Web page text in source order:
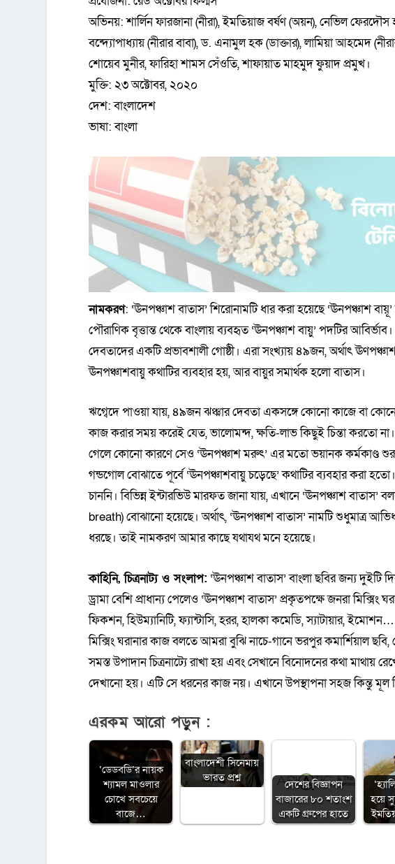
অভিনয়: শার্লিন ফারজানা (নীরা), ইমতিয়াজ বর্ষণ (অয়ন), নেভিল ফেরদৌস
বন্দ্যোপাধ্যায় (নীরার বাবা), ড. এনামুল হক (ডাক্তার), লামিয়া আহমেদ
শোয়েব মুনীর, ফারিহা শামস সেঁওতি, শাফায়াত মাহমুদ ফুয়াদ প্রমুখ।
মুক্তি: ২৩ অক্টোবর, ২০২০
দেশ: বাংলাদেশ
ভাষা: বাংলা
নামকরণ: ‘ঊনপঞ্চাশ বাতাস’ শিরোনামটি ধার করা হয়েছে ‘ঊনপঞ্চাশ
পৌরাণিক বৃত্তান্ত থেকে বাংলায় ব্যবহৃত ‘ঊনপঞ্চাশ বায়ু’ পদটির
দেবতাদের একটি প্রভাবশালী গোষ্ঠী। এরা সংখ্যায় ৪৯জন, অর্থাৎ
ঊনপঞ্চাশবায়ু কথাটির ব্যবহার হয়, আর বায়ুর সমার্থক হলো বাতাস।
ঋগ্বেদে পাওয়া যায়, ৪৯জন ঝঞ্ঝার দেবতা একসঙ্গে কোনো কাজে বা
কাজ করার সময় করেই যেত, ভালোমন্দ, ক্ষতি-লাভ কিছুই চিন্তা করতো
গেলে কোনো কারণে সেও ‘ঊনপঞ্চাশ মরুৎ’ এর মতো ভয়ানক কর্মকাণ্ড
গন্ডগোল বোঝাতে পূর্বে ‘ঊনপঞ্চাশবায়ু চড়েছে’ কথাটির ব্যবহার করা
চাননি। বিভিন্ন ইন্টারভিউ মারফত জানা যায়, এখানে ‘ঊনপঞ্চাশ বাতাস’
breath) বোঝানো হয়েছে। অর্থাৎ, ‘ঊনপঞ্চাশ বাতাস’ নামটি শুধুমাত্র
ধরছে। তাই নামকরণ আমার কাছে যথাযথ মনে হয়েছে।
কাহিনি, চিত্রনাট্য ও সংলাপ: ‘ঊনপঞ্চাশ বাতাস’ বাংলা ছবির জন্য দুইটি
ড্রামা বেশি প্রাধান্য পেলেও ‘ঊনপঞ্চাশ বাতাস’ প্রকৃতপক্ষে জনরা মিক্সিং
ফিকশন, হিউম্যানিটি, ফ্যান্টাসি, হরর, হালকা কমেডি, স্যাটায়ার,
মিক্সিং ঘরানার কাজ বলতে আমরা বুঝি নাচে-গানে ভরপুর কমার্শিয়াল
সমস্ত উপাদান চিত্রনাট্যে রাখা হয় এবং সেখানে বিনোদনের কথা মাথায়
দেখানো হয়। এটি সে ধরনের কাজ নয়। এখানে উপস্থাপনা সহজ কিন্তু মূল
এরকম আরো পড়ুন :
‘ডেডবডি’র নায়ক
শ্যামল মাওলার
চোখে সবচেয়ে
বাজে…
বাংলাদেশী সিনেমায়
ভারত প্রশ্ন
দেশের বিজ্ঞাপন
বাজারের ৮০ শতাংশ
একটি গ্রুপের হাতে
হয়ে